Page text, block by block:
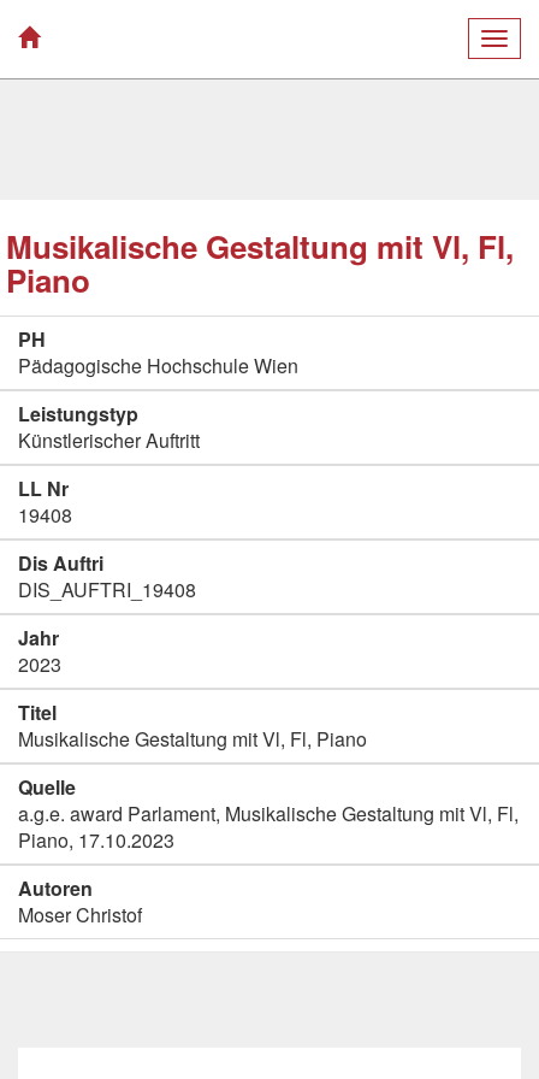
Musikalische Gestaltung mit Vl, Fl,
Piano
PH
Pädagogische Hochschule Wien
Leistungstyp
Künstlerischer Auftritt
LL Nr
19408
Dis Auftri
DIS_AUFTRI_19408
Jahr
2023
Titel
Musikalische Gestaltung mit Vl, Fl, Piano
Quelle
a.g.e. award Parlament, Musikalische Gestaltung mit Vl, Fl,
Piano, 17.10.2023
Autoren
Moser Christof